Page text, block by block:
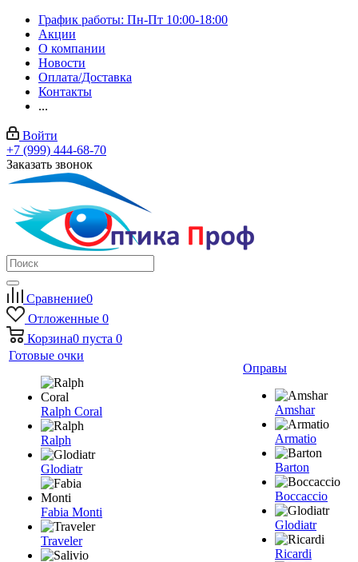
График работы: Пн-Пт 10:00-18:00
Акции
О компании
Новости
Оплата/Доставка
Контакты
...
Войти
+7 (999) 444-68-70
Заказать звонок
Сравнение0
Отложенные 0
Корзина0 пуста 0
Готовые очки
Ralph Coral
Ralph
Glodiatr
Fabia Monti
Traveler
Оправы
Amshar
Armatio
Barton
Boccaccio
Glodiatr
Ricardi